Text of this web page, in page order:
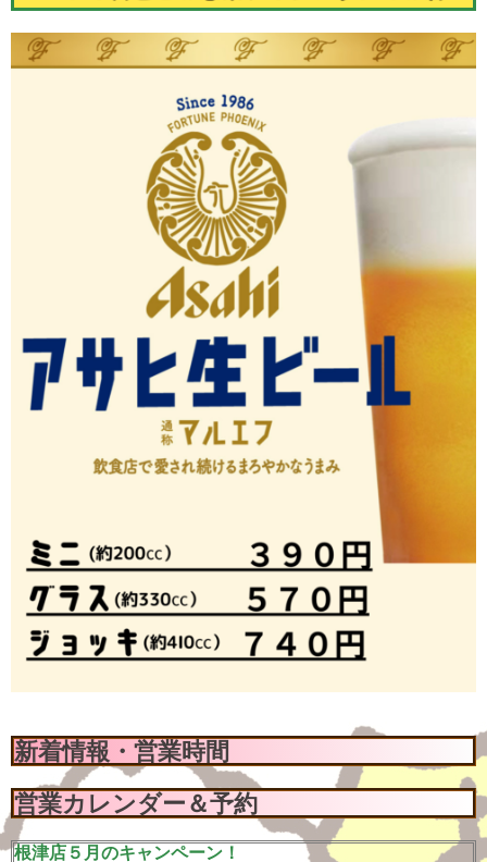
新着情報・営業時間
営業カレンダー＆予約
根津店５月のキャンペーン！